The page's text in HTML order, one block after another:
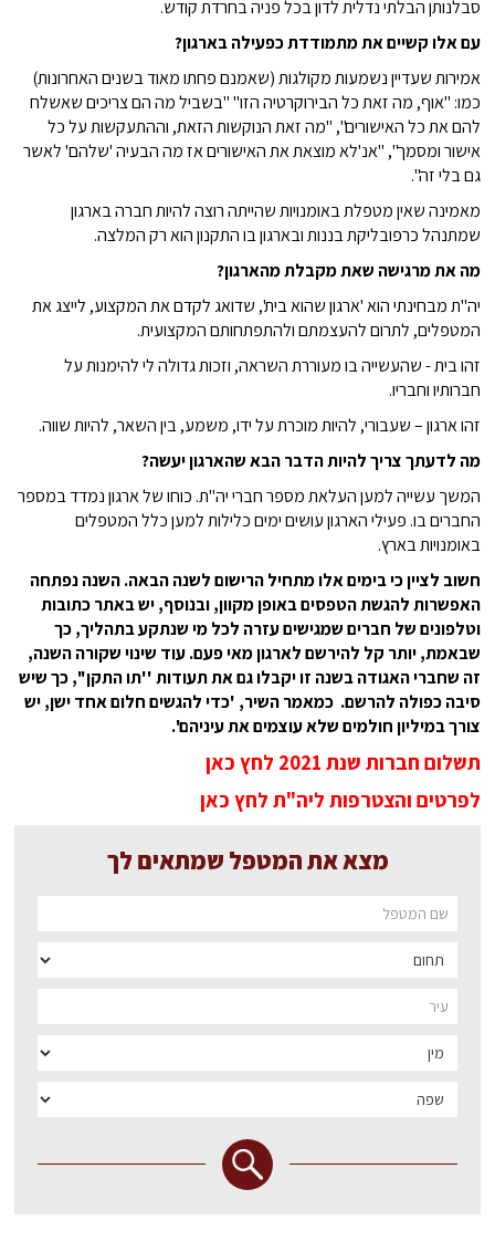
סבלנותן הבלתי נדלית לדון בכל פניה בחרדת קודש.
עם אלו קשיים את מתמודדת כפעילה בארגון?
אמירות שעדיין נשמעות מקולגות (שאמנם פחתו מאוד בשנים האחרונות)
כמו: "אוף, מה זאת כל הבירוקרטיה הזו" "בשביל מה הם צריכים שאשלח
להם את כל האישורים", "מה זאת הנוקשות הזאת, וההתעקשות על כל
אישור ומסמך", "אנ'לא מוצאת את האישורים אז מה הבעיה 'שלהם' לאשר
גם בלי זה".
מאמינה שאין מטפלת באומנויות שהייתה רוצה להיות חברה בארגון
שמתנהל כרפובליקת בננות ובארגון בו התקנון הוא רק המלצה.
מה את מרגישה שאת מקבלת מהארגון?
יה"ת מבחינתי הוא 'ארגון שהוא בית', שדואג לקדם את המקצוע, לייצג את
המטפלים, לתרום להעצמתם ולהתפתחותם המקצועית.
זהו בית - שהעשייה בו מעוררת השראה, וזכות גדולה לי להימנות על
חברותיו וחבריו.
זהו ארגון – שעבורי, להיות מוכרת על ידו, משמע, בין השאר, להיות שווה.
מה לדעתך צריך להיות הדבר הבא שהארגון יעשה?
המשך עשייה למען העלאת מספר חברי יה"ת. כוחו של ארגון נמדד במספר
החברים בו. פעילי הארגון עושים ימים כלילות למען כלל המטפלים
באומנויות בארץ.
חשוב לציין כי בימים אלו מתחיל הרישום לשנה הבאה. השנה נפתחה
האפשרות להגשת הטפסים באופן מקוון, ובנוסף, יש באתר כתובות
וטלפונים של חברים שמגישים עזרה לכל מי שנתקע בתהליך, כך
שבאמת, יותר קל להירשם לארגון מאי פעם. עוד שינוי שקורה השנה,
זה שחברי האגודה בשנה זו יקבלו גם את תעודות ''תו התקן'', כך שיש
סיבה כפולה להרשם. כמאמר השיר, 'כדי להגשים חלום אחד ישן, יש
צורך במיליון חולמים שלא עוצמים את עיניהם'.
תשלום חברות שנת 2021 לחץ כאן
לפרטים והצטרפות ליה"ת לחץ כאן
מצא את המטפל שמתאים לך